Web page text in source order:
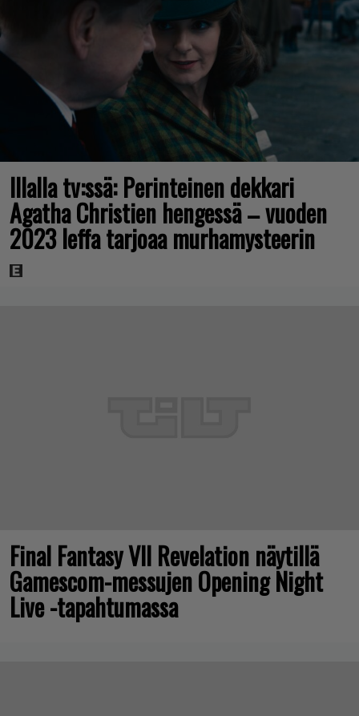
Illalla tv:ssä: Perinteinen dekkari
Agatha Christien hengessä – vuoden
2023 leffa tarjoaa murhamysteerin
Final Fantasy VII Revelation näytillä
Gamescom-messujen Opening Night
Live -tapahtumassa